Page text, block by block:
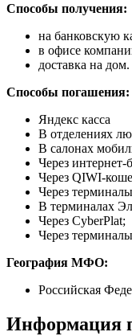
Способы получения:
на банковскую
в офисе
доставка на дом.
Способы погашения:
Яндекс касса
В отделениях
В салонах
Через интернет-
Через QIWI-
Через
В терминалах
Через CyberPlat;
Через
География МФО:
Российская
Информация